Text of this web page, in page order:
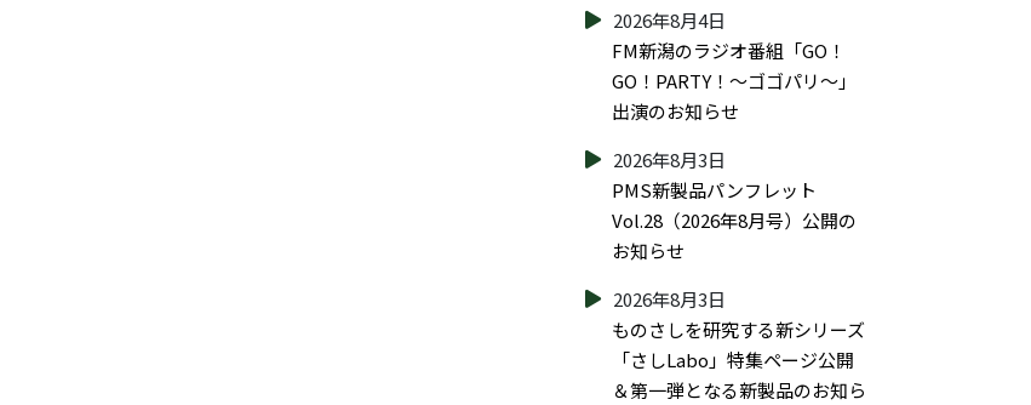
FM新潟のラジオ番組「GO！
GO！PARTY！～ゴゴパリ～」
出演のお知らせ
2026年8月4日
PMS新製品パンフレット
Vol.28（2026年8月号）公開の
お知らせ
2026年8月3日
ものさしを研究する新シリーズ
「さしLabo」特集ページ公開
＆第一弾となる新製品のお知ら
2026年8月3日